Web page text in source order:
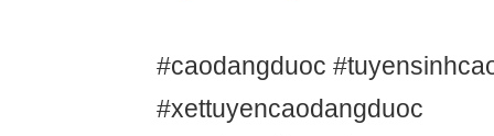
#caodangduoc
#xettuyencaodangduoc